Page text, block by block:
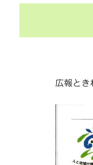
広報と